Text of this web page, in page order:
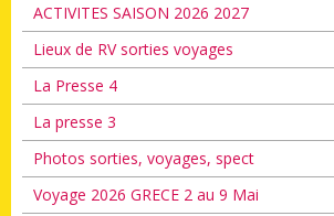
ACTIVITES SAISON 2026 2027
Lieux de RV sorties voyages
La Presse 4
La presse 3
Photos sorties, voyages, spect
Voyage 2026 GRECE 2 au 9 Mai